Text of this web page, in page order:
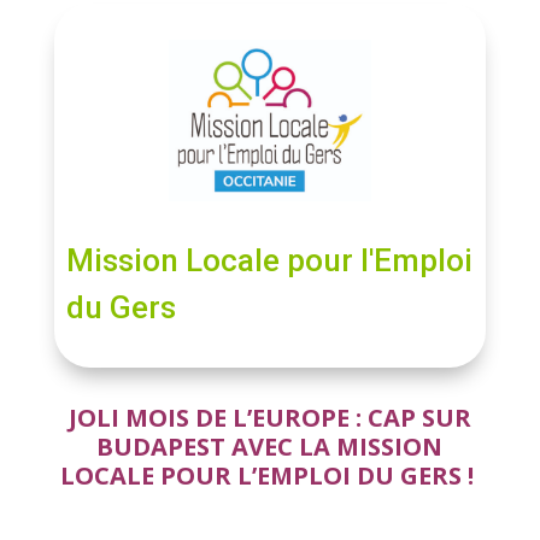
Mission Locale pour l'Emploi
du Gers
JOLI MOIS DE L’EUROPE : CAP SUR
BUDAPEST AVEC LA MISSION
LOCALE POUR L’EMPLOI DU GERS !